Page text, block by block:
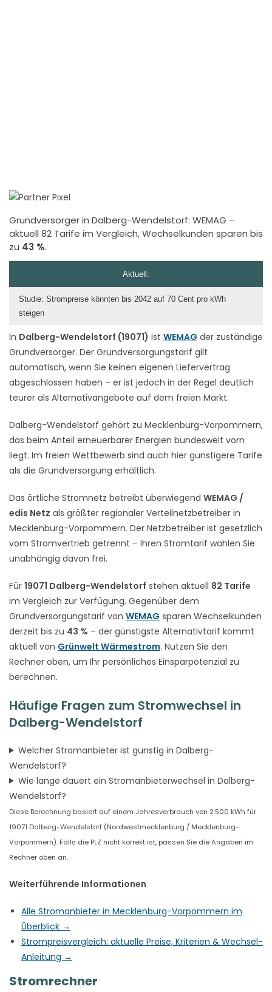
Grundversorger in Dalberg-Wendelstorf: WEMAG –
aktuell 82 Tarife im Vergleich, Wechselkunden sparen bis
zu 43 %.
In Dalberg-Wendelstorf (19071) ist WEMAG der zuständige
Grundversorger. Der Grundversorgungstarif gilt
automatisch, wenn Sie keinen eigenen Liefervertrag
abgeschlossen haben – er ist jedoch in der Regel deutlich
teurer als Alternativangebote auf dem freien Markt.
Dalberg-Wendelstorf gehört zu Mecklenburg-Vorpommern,
das beim Anteil erneuerbarer Energien bundesweit vorn
liegt. Im freien Wettbewerb sind auch hier günstigere Tarife
als die Grundversorgung erhältlich.
Das örtliche Stromnetz betreibt überwiegend WEMAG /
edis Netz als größter regionaler Verteilnetzbetreiber in
Mecklenburg-Vorpommern. Der Netzbetreiber ist gesetzlich
vom Stromvertrieb getrennt – Ihren Stromtarif wählen Sie
unabhängig davon frei.
Für 19071 Dalberg-Wendelstorf stehen aktuell 82 Tarife
im Vergleich zur Verfügung. Gegenüber dem
Grundversorgungstarif von WEMAG sparen Wechselkunden
derzeit bis zu 43 % – der günstigste Alternativtarif kommt
aktuell von Grünwelt Wärmestrom. Nutzen Sie den
Rechner oben, um Ihr persönliches Einsparpotenzial zu
berechnen.
Häufige Fragen zum Stromwechsel in
Dalberg-Wendelstorf
Welcher Stromanbieter ist günstig in Dalberg-
Wendelstorf?
Wie lange dauert ein Stromanbieterwechsel in Dalberg-
Wendelstorf?
Diese Berechnung basiert auf einem Jahresverbrauch von 2.500 kWh für
19071 Dalberg-Wendelstorf (Nordwestmecklenburg / Mecklenburg-
Vorpommern). Falls die PLZ nicht korrekt ist, passen Sie die Angaben im
Rechner oben an.
Weiterführende Informationen
Alle Stromanbieter in Mecklenburg-Vorpommern im
Überblick →
Strompreisvergleich: aktuelle Preise, Kriterien & Wechsel-
Anleitung →
Aktuell:
Studie: Strompreise könnten bis 2042 auf 70 Cent pro kWh
steigen
Stromrechner